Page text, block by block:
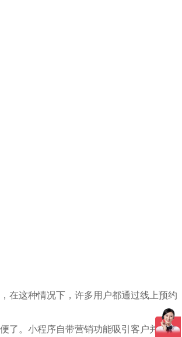
在这种情况下，许多用户都通过线上预约
了。小程序自带营销功能吸引客户并不需